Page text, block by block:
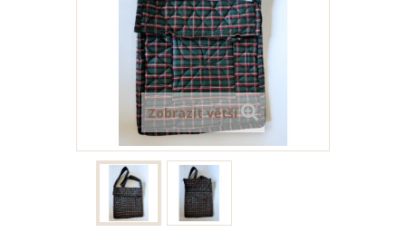
Zobrazit větší